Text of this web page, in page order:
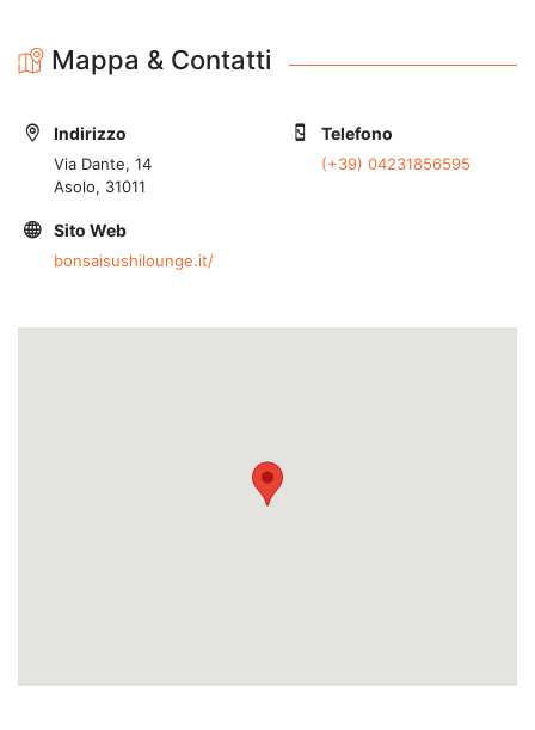
Mappa & Contatti
Indirizzo
Via Dante, 14
Asolo, 31011
Telefono
(+39) 04231856595
Sito Web
bonsaisushilounge.it/